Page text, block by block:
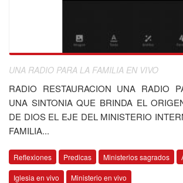
UNA RADIO PARA LA FAMILIA EN VIVO
RADIO RESTAURACION UNA RADIO
UNA SINTONIA QUE BRINDA EL
DE DIOS EL EJE DEL MINISTERIO
FAMILIA...
Reflexiones Predicas Ministerios sagrados
Iglesia en vivo Ministerio en vivo